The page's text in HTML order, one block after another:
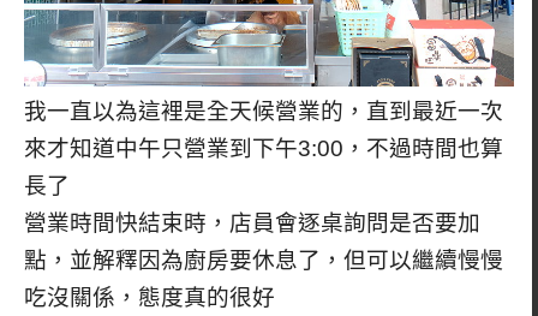
我一直以為這裡是全天候營業的，直到最近一次
來才知道中午只營業到下午3:00，不過時間也算
長了
營業時間快結束時，店員會逐桌詢問是否要加
點，並解釋因為廚房要休息了，但可以繼續慢慢
吃沒關係，態度真的很好